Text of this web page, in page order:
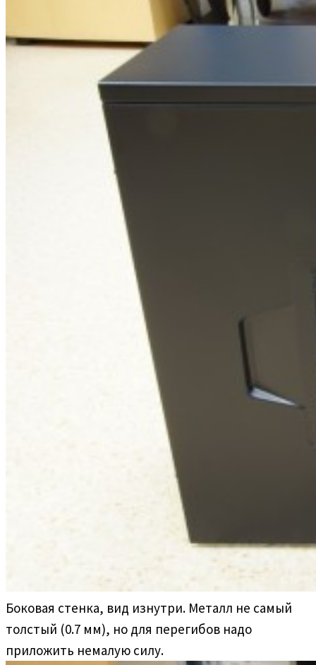
Боковая стенка, вид изнутри. Металл не самый
толстый (0.7 мм), но для перегибов надо
приложить немалую силу.